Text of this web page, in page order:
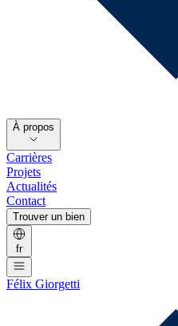
À propos
Carrières
Projets
Actualités
Contact
Trouver un bien
fr
Félix Giorgetti